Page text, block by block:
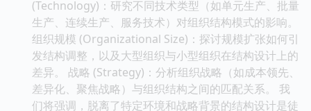
(Technology)：研究不同技术类型（如单元生产、批量
生产、连续生产、服务技术）对组织结构模式的影响。
组织规模 (Organizational Size)：探讨规模扩张如何引
发结构调整，以及大型组织与小型组织在结构设计上的
差异。 战略 (Strategy)：分析组织战略（如成本领先、
差异化、聚焦战略）与组织结构之间的匹配关系。 我
们将强调，脱离了特定环境和战略背景的结构设计是徒